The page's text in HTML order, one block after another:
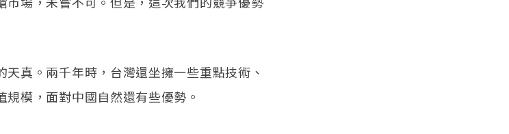
真。兩千年時，台灣還坐擁一些重點技術、
模，面對中國自然還有些優勢。